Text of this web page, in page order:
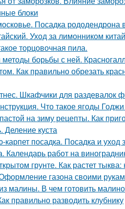
блоки
Посадка рододендрона
Уход за лимонником
торцовочная пила.
борьбы с ней.
Как правильно обрезать
Шкафчики для раздевалок
Что такое ягоды Годжи
на зиму рецепты. Как
Деление куста
посадка. Посадка и
Календарь работ на
грунте. Как растет
газона своими
малины. В чем готовить
правильно разводить клубнику